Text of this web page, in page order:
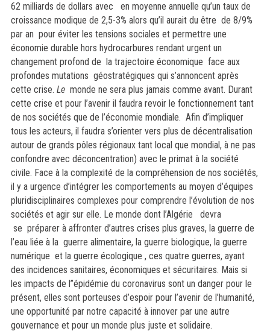
62 milliards de dollars avec en moyenne annuelle qu’un taux de
croissance modique de 2,5-3% alors qu’il aurait du être de 8/9%
par an pour éviter les tensions sociales et permettre une
économie durable hors hydrocarbures rendant urgent un
changement profond de la trajectoire économique face aux
profondes mutations géostratégiques qui s’annoncent après
cette crise. Le monde ne sera plus jamais comme avant. Durant
cette crise et pour l’avenir il faudra revoir le fonctionnement tant
de nos sociétés que de l’économie mondiale. Afin d’impliquer
tous les acteurs, il faudra s’orienter vers plus de décentralisation
autour de grands pôles régionaux tant local que mondial, à ne pas
confondre avec déconcentration) avec le primat à la société
civile. Face à la complexité de la compréhension de nos sociétés,
il y a urgence d’intégrer les comportements au moyen d’équipes
pluridisciplinaires complexes pour comprendre l’évolution de nos
sociétés et agir sur elle. Le monde dont l’Algérie devra
se préparer à affronter d’autres crises plus graves, la guerre de
l’eau liée à la guerre alimentaire, la guerre biologique, la guerre
numérique et la guerre écologique , ces quatre guerres, ayant
des incidences sanitaires, économiques et sécuritaires. Mais si
les impacts de l’’épidémie du coronavirus sont un danger pour le
présent, elles sont porteuses d’espoir pour l’avenir de l’humanité,
une opportunité par notre capacité à innover par une autre
gouvernance et pour un monde plus juste et solidaire.